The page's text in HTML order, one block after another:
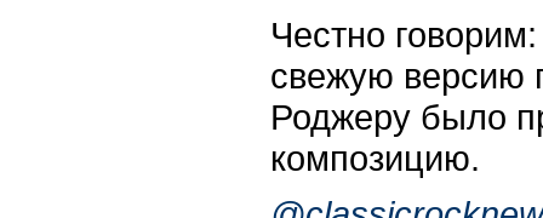
Честно
свежую версию
Роджеру было
композицию.